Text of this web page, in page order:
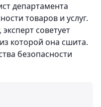
департамента
товаров и услуг.
советует
которой она сшита.
безопасности